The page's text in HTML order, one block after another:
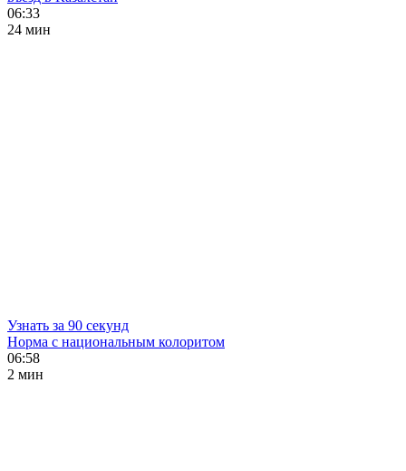
06:33
24 мин
Узнать за 90 секунд
Норма с национальным колоритом
06:58
2 мин